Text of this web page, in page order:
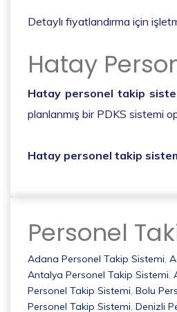
Detaylı fiyatlandırma için
Hatay
Hatay personel takip
planlanmış bir PDKS sistemi
Hatay personel takip
Personel
Adana Personel Takip Sistemi,
Antalya Personel Takip Sistemi,
Personel Takip Sistemi, Bolu
Personel Takip Sistemi, Denizli